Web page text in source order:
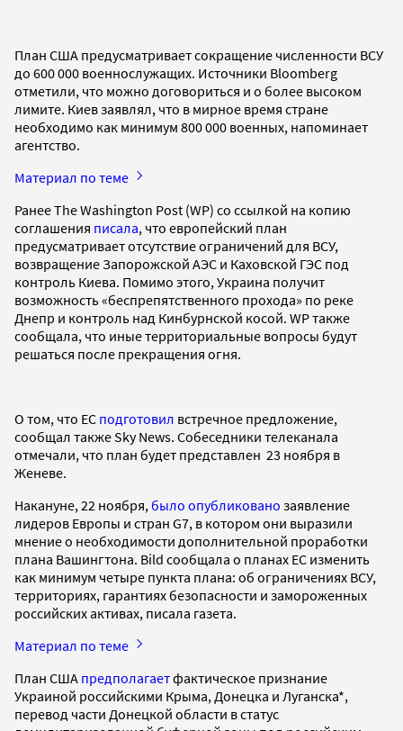
План США предусматривает сокращение численности ВСУ
до 600 000 военнослужащих. Источники Bloomberg
отметили, что можно договориться и о более высоком
лимите. Киев заявлял, что в мирное время стране
необходимо как минимум 800 000 военных, напоминает
агентство.
Материал по теме
Ранее The Washington Post (WP) со ссылкой на копию
соглашения писала, что европейский план
предусматривает отсутствие ограничений для ВСУ,
возвращение Запорожской АЭС и Каховской ГЭС под
контроль Киева. Помимо этого, Украина получит
возможность «беспрепятственного прохода» по реке
Днепр и контроль над Кинбурнской косой. WP также
сообщала, что иные территориальные вопросы будут
решаться после прекращения огня.
О том, что ЕС подготовил встречное предложение,
сообщал также Sky News. Собеседники телеканала
отмечали, что план будет представлен 23 ноября в
Женеве.
Накануне, 22 ноября, было опубликовано заявление
лидеров Европы и стран G7, в котором они выразили
мнение о необходимости дополнительной проработки
плана Вашингтона. Bild сообщала о планах ЕС изменить
как минимум четыре пункта плана: об ограничениях ВСУ,
территориях, гарантиях безопасности и замороженных
российских активах, писала газета.
Материал по теме
План США предполагаетфактическое признание
Украиной российскими Крыма, Донецка и Луганска*,
перевод части Донецкой области в статус